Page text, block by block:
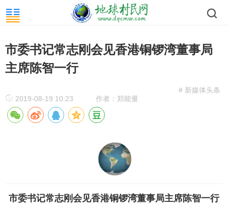
市委书记常志刚会见香港铜锣湾董事局
主席陈智一行
# 新媒体头条
2019-08-19 10:23
作者：郑能量
市委书记常志刚会见香港铜锣湾董事局主席陈智一行